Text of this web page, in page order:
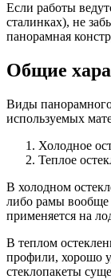
Если работы
сталинках), не
панорамная
Общие
Виды панорамного
используемых
Холодное
Теплое
В холодном
либо рамы вообще
применяется на
В теплом
профили, хорошо
стеклопакеты